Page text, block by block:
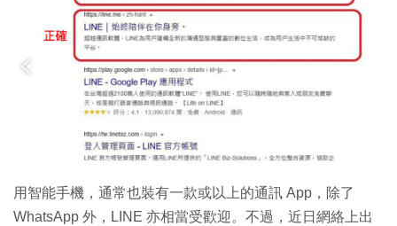
Enterprise Digital Transformation
特集
用智能手機，通常也裝有一款或以上的通訊 App，除了
WhatsApp 外，LINE 亦相當受歡迎。不過，近日網絡上出